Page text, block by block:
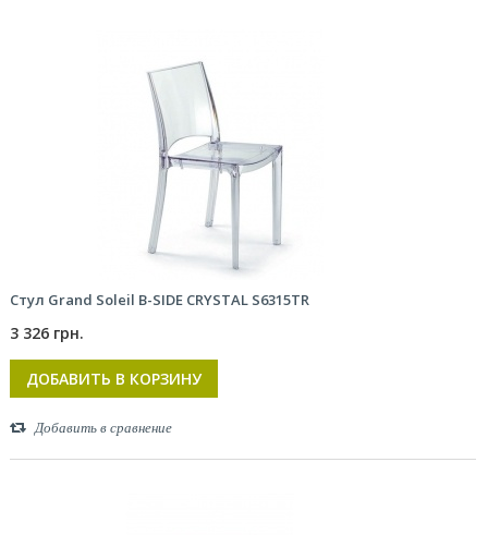
Стул Grand Soleil B-SIDE CRYSTAL S6315TR
3 326 грн.
ДОБАВИТЬ В КОРЗИНУ
Добавить в сравнение